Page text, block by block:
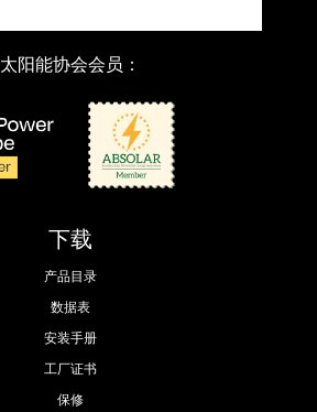
下载
产品目录
数据表
安装手册
工厂证书
保修
太阳能协会会员：